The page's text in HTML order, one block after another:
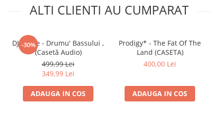
ALTI CLIENTI AU CUMPARAT
-30%
DJ Vasile - Drumu' Bassului ,
(Casetă Audio)
499,99 Lei
349,99 Lei
ADAUGA IN COS
Prodigy* - The Fat Of The
Land (CASETA)
400,00 Lei
ADAUGA IN COS